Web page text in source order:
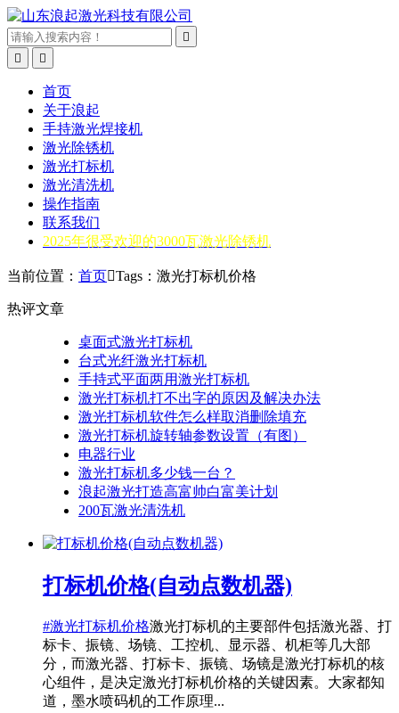



首页
关于浪起
手持激光焊接机
激光除锈机
激光打标机
激光清洗机
操作指南
联系我们
2025年很受欢迎的3000瓦激光除锈机
当前位置： 首页Tags：激光打标机价格
热评文章
桌面式激光打标机
台式光纤激光打标机
手持式平面两用激光打标机
激光打标机打不出字的原因及解决办法
激光打标机软件怎么样取消删除填充
激光打标机旋转轴参数设置（有图）
电器行业
激光打标机多少钱一台？
浪起激光打造高富帅白富美计划
200瓦激光清洗机
打标机价格(自动点数机器)
#激光打标机价格激光打标机的主要部件包括激光器、打
标卡、振镜、场镜、工控机、显示器、机柜等几大部
分，而激光器、打标卡、振镜、场镜是激光打标机的核
心组件，是决定激光打标机价格的关键因素。大家都知
道，墨水喷码机的工作原理...